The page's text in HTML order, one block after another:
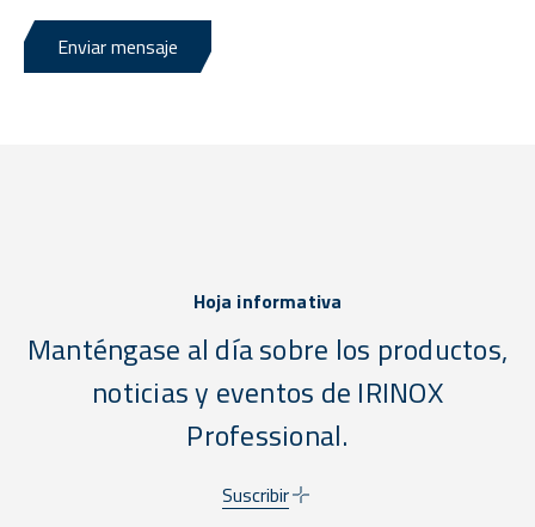
Enviar mensaje
Hoja informativa
Manténgase al día sobre los productos,
noticias y eventos de IRINOX
Professional.
Suscribir